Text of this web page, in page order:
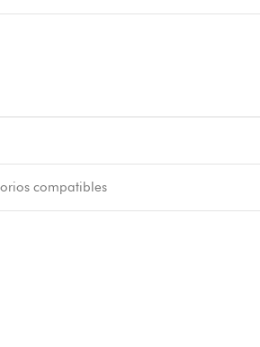
compatibles